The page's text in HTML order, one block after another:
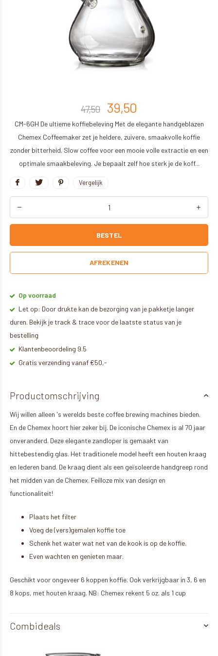
47,50 39,50
CM-6GH De ultieme koffiebeleving Met de elegante handgeblazen
Chemex Coffeemaker zet je heldere, zuivere, smaakvolle koffie
zonder bitterheid. Slow coffee voor een mooie volle extractie en een
optimale smaakbeleving. Je bepaalt zelf hoe sterk je de koff...
Vergelijk
BESTEL
AFREKENEN
Op voorraad
Let op: Door drukte kan de bezorging van je pakketje langer
duren. Bekijk je track & trace voor de laatste status van je
bestelling
Klantenbeoordeling 9.5
Gratis verzending vanaf €50,-
Productomschrijving
Wij willen alleen 's werelds beste coffee brewing machines bieden.
En de Chemex hoort hier zeker bij. De iconische Chemex is al 70 jaar
onveranderd. Deze elegante zandloper is gemaakt van
hittebestendig glas. Het traditionele model heeft een houten kraag
en lederen band. De kraag dient als een geïsoleerde handgreep rond
het midden van de Chemex. Feilloze mix van design en
functionaliteit!
Plaats het filter
Voeg de (vers)gemalen koffie toe
Schenk het water wat net van de kook is op de koffie.
Even wachten en genieten maar.
Geschikt voor ongeveer 6 koppen koffie. Ook verkrijgbaar in 3, 6 en
8 kops, met houten kraag. NB: Chemex rekent 5 oz. als 1 cup
Combideals